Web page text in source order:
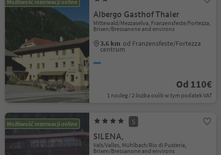
Możliwość rezerwacji online
Albergo Gasthof Thaler
Mittewald/Mezzaselva, Franzensfeste/Fortezza,
Brixen/Bressanone and environs
3.6 km od Franzensfeste/Fortezza
centrum
Od 110€
1 nocleg / 2 liczba osób w tym podatek VAT
Możliwość rezerwacji online S
SILENA,
Vals/Valles, Mühlbach/Rio di Pusteria,
Brixen/Bressanone and environs